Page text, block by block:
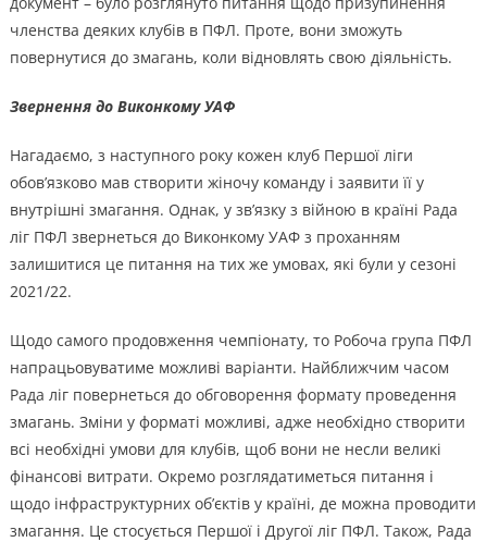
членства деяких клубів в ПФЛ. Проте, вони зможуть
повернутися до змагань, коли відновлять свою діяльність.
Звернення до Виконкому УАФ
Нагадаємо, з наступного року кожен клуб Першої ліги
обов’язково мав створити жіночу команду і заявити її у
внутрішні змагання. Однак, у зв’язку з війною в країні Рада
ліг ПФЛ звернеться до Виконкому УАФ з проханням
залишитися це питання на тих же умовах, які були у сезоні
2021/22.
Щодо самого продовження чемпіонату, то Робоча група ПФЛ
напрацьовуватиме можливі варіанти. Найближчим часом
Рада ліг повернеться до обговорення формату проведення
змагань. Зміни у форматі можливі, адже необхідно створити
всі необхідні умови для клубів, щоб вони не несли великі
фінансові витрати. Окремо розглядатиметься питання і
щодо інфраструктурних об’єктів у країні, де можна проводити
змагання. Це стосується Першої і Другої ліг ПФЛ. Також, Рада